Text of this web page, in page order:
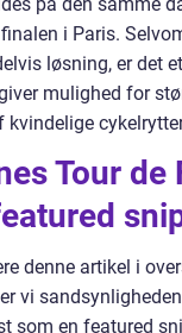
på den samme
i Paris.
løsning, er det
mulighed for
kvindelige
Tour de
denne artikel i
vi
som en featured